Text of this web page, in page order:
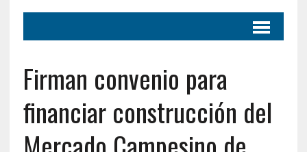
Firman convenio para
financiar construcción del